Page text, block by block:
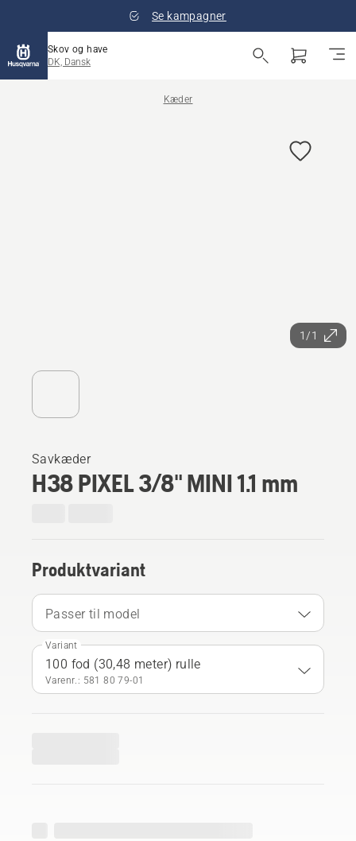
Se kampagner
Skov og have
DK, Dansk
Kæder
1/1
Savkæder
H38 PIXEL 3/8" MINI 1.1 mm
Produktvariant
Passer til model
Variant
100 fod (30,48 meter) rulle
Varenr.: 581 80 79‑01